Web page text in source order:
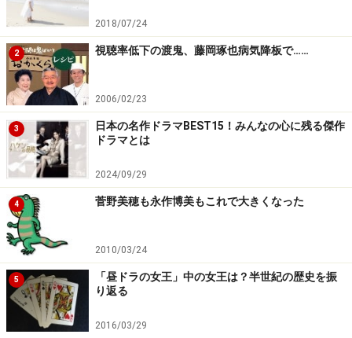
2018/07/24
2 視聴率低下の渡鬼、藤岡琢也病気降板で……
2006/02/23
3
日本の名作ドラマBEST15！みんなの心に残る傑作
ドラマとは
2024/09/29
4 菅野美穂も永作博美もこれで大きくなった
2010/03/24
5
「昼ドラの女王」中の女王は？半世紀の歴史を振
り返る
2016/03/29